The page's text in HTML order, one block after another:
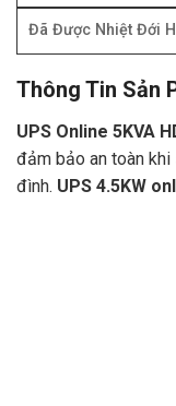
Đã Được Nhiệt Đới
Thông Tin Sản
UPS Online 5KVA
đảm bảo an toàn
đình. UPS 4.5KW